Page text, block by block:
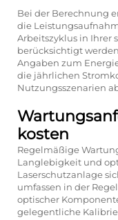
Bei der Berechnung
die
Arbeitszyklus in Ihrer
berücksichtigt
Angaben zum
die jährlichen
Nutzungsszenarien
kosten
Regelmäßige
Langlebigkeit und
Laserschutzanlage
umfassen in der
optischer
gelegentliche